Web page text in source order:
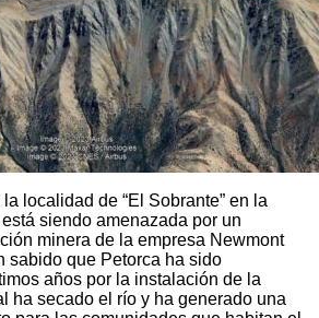
localidad de “El Sobrante” en la
siendo amenazada por un
minera de la empresa Newmont
sabido que Petorca ha sido
años por la instalación de la
ha secado el río y ha generado una